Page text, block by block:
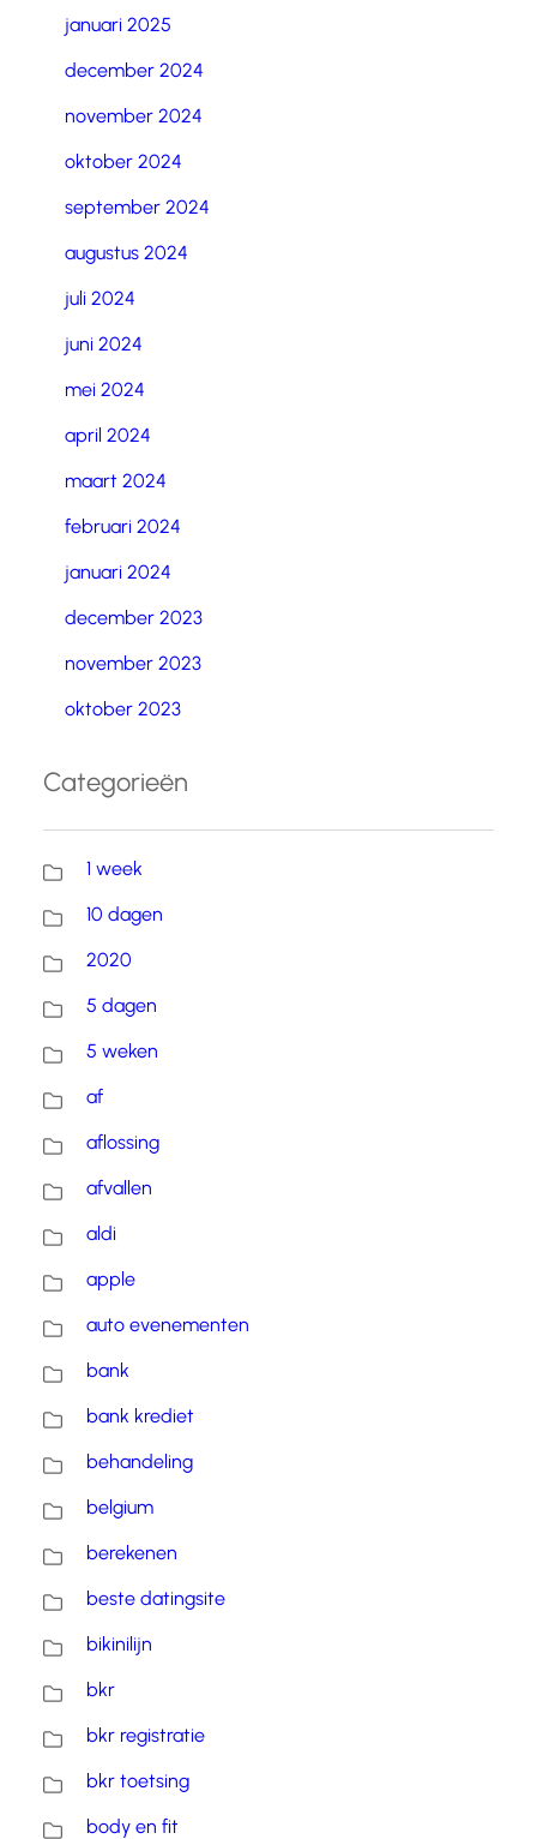
januari 2025
december 2024
november 2024
oktober 2024
september 2024
augustus 2024
juli 2024
juni 2024
mei 2024
april 2024
maart 2024
februari 2024
januari 2024
december 2023
november 2023
oktober 2023
Categorieën
1 week
10 dagen
2020
5 dagen
5 weken
af
aflossing
afvallen
aldi
apple
auto evenementen
bank
bank krediet
behandeling
belgium
berekenen
beste datingsite
bikinilijn
bkr
bkr registratie
bkr toetsing
body en fit